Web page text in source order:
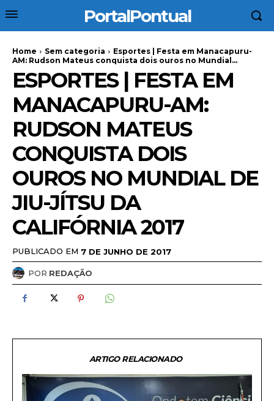
PortalPontual
Home Sem categoria
Esportes | Festa em Manacapuru-
AM: Rudson Mateus conquista dois ouros no Mundial...
ESPORTES | FESTA EM
MANACAPURU-AM:
RUDSON MATEUS
CONQUISTA DOIS
OUROS NO MUNDIAL DE
JIU-JÍTSU DA
CALIFÓRNIA 2017
PUBLICADO EM 7 DE JUNHO DE 2017
POR REDAÇÃO
ARTIGO RELACIONADO